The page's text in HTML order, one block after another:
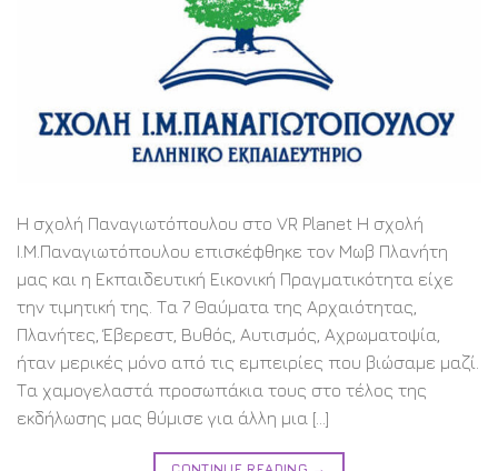
Η σχολή Παναγιωτόπουλου στο VR Planet Η σχολή
Ι.Μ.Παναγιωτόπουλου επισκέφθηκε τον Μωβ Πλανήτη
μας και η Εκπαιδευτική Εικονική Πραγματικότητα είχε
την τιμητική της. Τα 7 Θαύματα της Αρχαιότητας,
Πλανήτες, Έβερεστ, Βυθός, Αυτισμός, Αχρωματοψία,
ήταν μερικές μόνο από τις εμπειρίες που βιώσαμε μαζί.
Τα χαμογελαστά προσωπάκια τους στο τέλος της
εκδήλωσης μας θύμισε για άλλη μια […]